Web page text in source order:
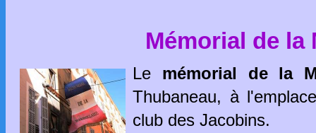
Mémorial de la
Le mémorial de la
Thubaneau, à
club des Jacobins.